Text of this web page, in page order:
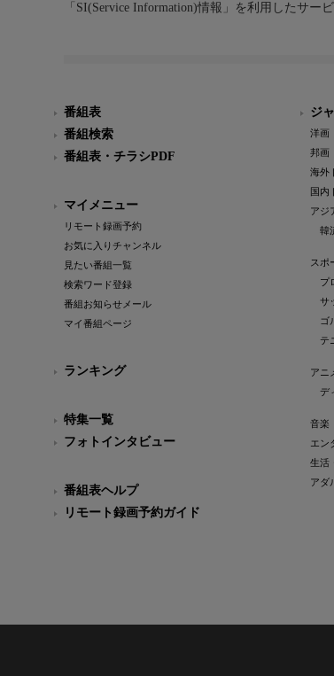
「SI(Service Information)情報」を利用したサー
番組表
番組検索
番組表・チラシPDF
マイメニュー
リモート録画予約
お気に入りチャンネル
見たい番組一覧
検索ワード登録
番組お知らせメール
マイ番組ページ
ランキング
特集一覧
フォトインタビュー
番組表ヘルプ
リモート録画予約ガイド
ジ
洋画
邦画
海外
国内
アジ
韓
スポ
プ
サ
ゴ
テ
アニ
デ
音楽
エン
生活
アダ